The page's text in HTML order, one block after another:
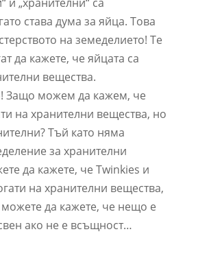
става дума за яйца. Това
на земеделието! Те
да кажете, че яйцата са
вещества.
Защо можем да кажем, че
на хранителни вещества, но
Тъй като няма
за хранителни
да кажете, че Twinkies и
на хранителни вещества,
да кажете, че нещо е
ако не е всъщност…